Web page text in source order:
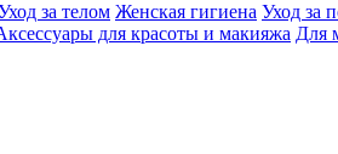
за телом Женская гигиена Уход за
для красоты и макияжа Для